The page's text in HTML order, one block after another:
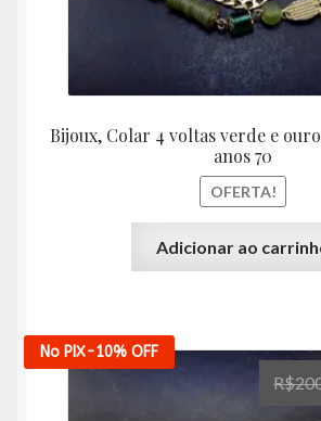
Bijoux, Colar 4 voltas verde e
anos 70
OFERTA!
Adicionar ao
No PIX-10% OFF
R$